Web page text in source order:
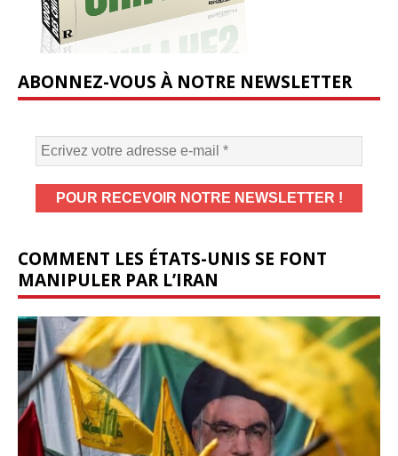
ABONNEZ-VOUS À NOTRE NEWSLETTER
COMMENT LES ÉTATS-UNIS SE FONT
MANIPULER PAR L’IRAN